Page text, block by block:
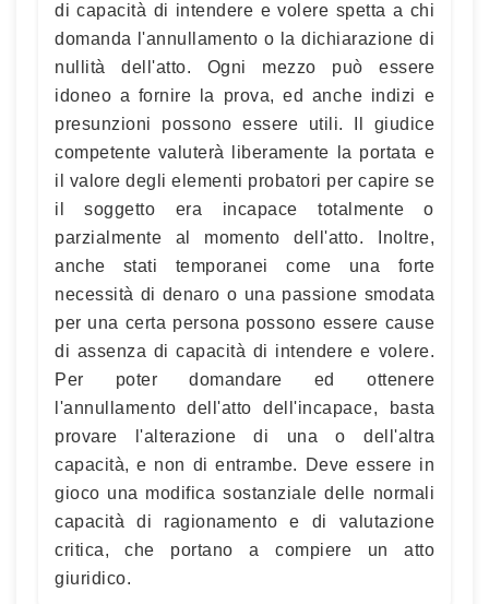
di capacità di intendere e volere spetta a chi
domanda l'annullamento o la dichiarazione di
nullità dell'atto. Ogni mezzo può essere
idoneo a fornire la prova, ed anche indizi e
presunzioni possono essere utili. Il giudice
competente valuterà liberamente la portata e
il valore degli elementi probatori per capire se
il soggetto era incapace totalmente o
parzialmente al momento dell'atto. Inoltre,
anche stati temporanei come una forte
necessità di denaro o una passione smodata
per una certa persona possono essere cause
di assenza di capacità di intendere e volere.
Per poter domandare ed ottenere
l'annullamento dell'atto dell'incapace, basta
provare l'alterazione di una o dell'altra
capacità, e non di entrambe. Deve essere in
gioco una modifica sostanziale delle normali
capacità di ragionamento e di valutazione
critica, che portano a compiere un atto
giuridico.